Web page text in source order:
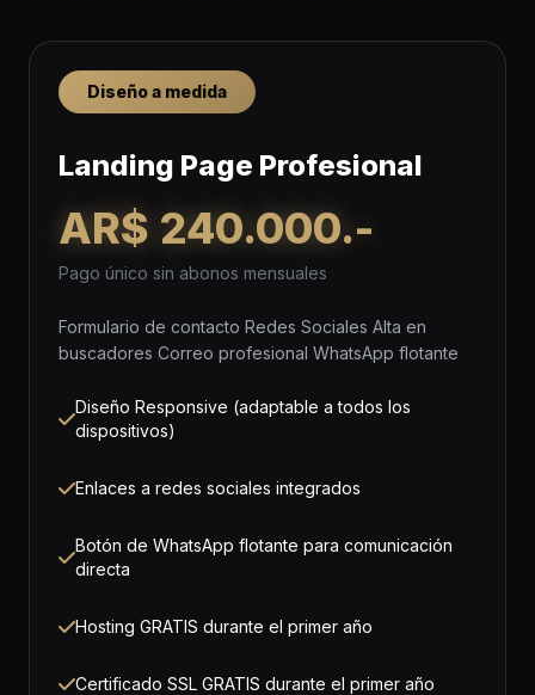
Diseño a medida
Landing Page Profesional
AR$ 240.000.-
Pago único sin abonos mensuales
Formulario de contacto Redes Sociales Alta en
buscadores Correo profesional WhatsApp flotante
Diseño Responsive (adaptable a todos los
dispositivos)
Enlaces a redes sociales integrados
Botón de WhatsApp flotante para comunicación
directa
Hosting GRATIS durante el primer año
Certificado SSL GRATIS durante el primer año